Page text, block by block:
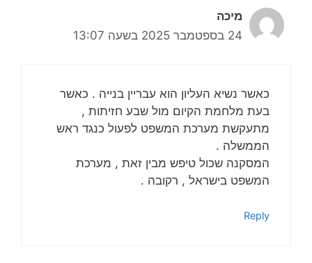
מיכה
24 בספטמבר 2025 בשעה 13:07
כאשר נשיא העליון הוא עבריין בנייה . כאשר
בעת מלחמת הקיום מול שבע חזיתות ,
מתעקשת מערכת המשפט לפעול כנגד ראש
הממשלה .
המסקנה שכול טיפש מבין זאת , מערכת
המשפט בישראל , רקובה .
Reply